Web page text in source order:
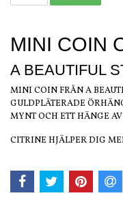
MINI COIN
A BEAUTIFUL
MINI COIN FRÅN A
GULDPLÄTERADE
MYNT OCH ETT HÄNGE
CITRINE HJÄLPER DIG